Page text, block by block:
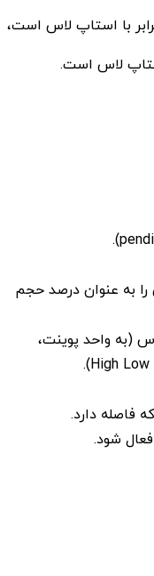
به عنوان درصد حجم
‌لاس (به واحد پوینت،
فاصله دارد.